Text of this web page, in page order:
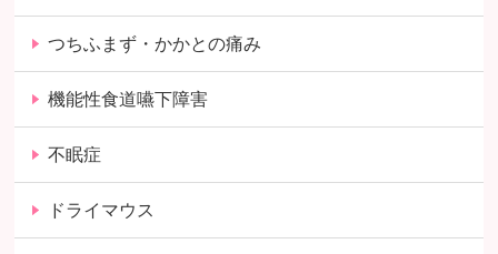
つちふまず・かかとの痛み
機能性食道嚥下障害
不眠症
ドライマウス